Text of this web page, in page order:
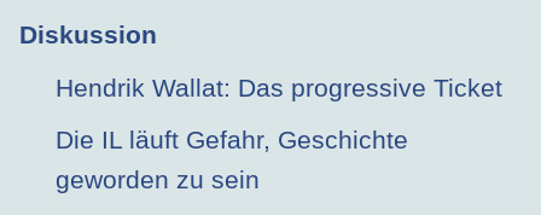
Diskussion
Hendrik Wallat: Das progressive Ticket
Die IL läuft Gefahr, Geschichte
geworden zu sein